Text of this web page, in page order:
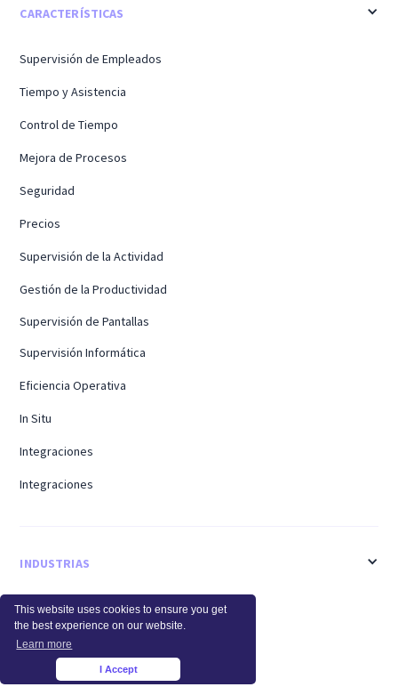
This website uses cookies to ensure you get
the best experience on our website.
Learn more
I Accept
CARACTERÍSTICAS
Supervisión de Empleados
Tiempo y Asistencia
Control de Tiempo
Mejora de Procesos
Seguridad
Precios
Supervisión de la Actividad
Gestión de la Productividad
Supervisión de Pantallas
Supervisión Informática
Eficiencia Operativa
In Situ
Integraciones
Integraciones
INDUSTRIAS
Salud
Centro de llamadas
Finanzas